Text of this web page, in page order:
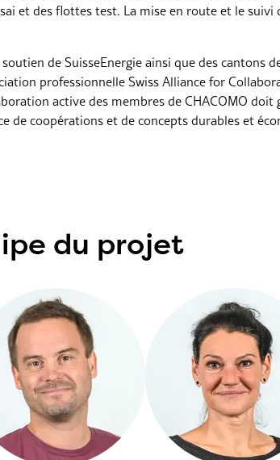
et des flottes test. La mise en route et le
de SuisseEnergie ainsi que des cantons
professionnelle Swiss Alliance for
active des membres de CHACOMO doit
de coopérations et de concepts durables et
du projet